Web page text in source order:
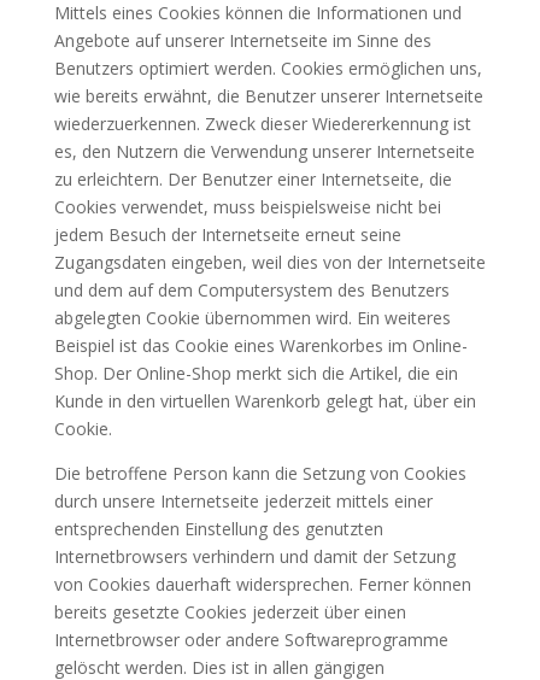
Mittels eines Cookies können die Informationen und
Angebote auf unserer Internetseite im Sinne des
Benutzers optimiert werden. Cookies ermöglichen uns,
wie bereits erwähnt, die Benutzer unserer Internetseite
wiederzuerkennen. Zweck dieser Wiedererkennung ist
es, den Nutzern die Verwendung unserer Internetseite
zu erleichtern. Der Benutzer einer Internetseite, die
Cookies verwendet, muss beispielsweise nicht bei
jedem Besuch der Internetseite erneut seine
Zugangsdaten eingeben, weil dies von der Internetseite
und dem auf dem Computersystem des Benutzers
abgelegten Cookie übernommen wird. Ein weiteres
Beispiel ist das Cookie eines Warenkorbes im Online-
Shop. Der Online-Shop merkt sich die Artikel, die ein
Kunde in den virtuellen Warenkorb gelegt hat, über ein
Cookie.
Die betroffene Person kann die Setzung von Cookies
durch unsere Internetseite jederzeit mittels einer
entsprechenden Einstellung des genutzten
Internetbrowsers verhindern und damit der Setzung
von Cookies dauerhaft widersprechen. Ferner können
bereits gesetzte Cookies jederzeit über einen
Internetbrowser oder andere Softwareprogramme
gelöscht werden. Dies ist in allen gängigen